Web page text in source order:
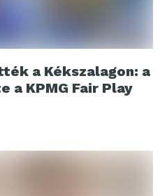
a Kékszalagon: a
a KPMG Fair Play